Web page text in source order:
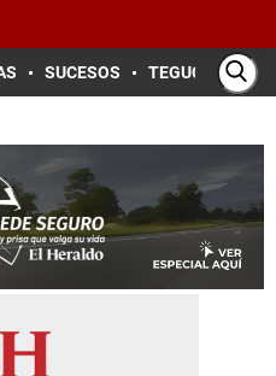
SUCESOS TEGUCIGALPA